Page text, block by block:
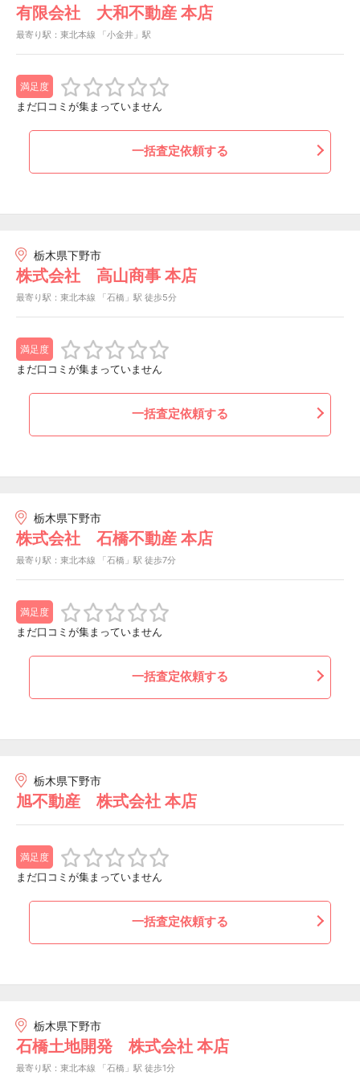
有限会社 大和不動産 本店
最寄り駅：東北本線 「小金井」駅
満足度
まだ口コミが集まっていません
一括査定依頼する
栃木県下野市
株式会社 高山商事 本店
最寄り駅：東北本線 「石橋」駅 徒歩5分
満足度
まだ口コミが集まっていません
一括査定依頼する
栃木県下野市
株式会社 石橋不動産 本店
最寄り駅：東北本線 「石橋」駅 徒歩7分
満足度
まだ口コミが集まっていません
一括査定依頼する
栃木県下野市
旭不動産 株式会社 本店
満足度
まだ口コミが集まっていません
一括査定依頼する
栃木県下野市
石橋土地開発 株式会社 本店
最寄り駅：東北本線 「石橋」駅 徒歩1分